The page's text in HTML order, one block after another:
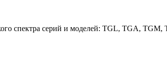
спектра серий и моделей: TGL, TGA, TGM,